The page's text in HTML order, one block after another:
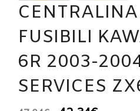
Carrello
Contatti
FUSIBILI
6R 2003-
SERVICES